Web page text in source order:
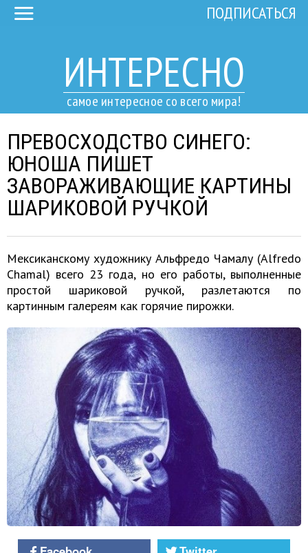
ИНТЕРЕСНО
самое интересное со всего мира!
ПОДПИСАТЬСЯ
ПРЕВОСХОДСТВО СИНЕГО:
ЮНОША ПИШЕТ
ЗАВОРАЖИВАЮЩИЕ КАРТИНЫ
ШАРИКОВОЙ РУЧКОЙ
Мексиканскому художнику Альфредо Чамалу (Alfredo
Chamal) всего 23 года, но его работы, выполненные
простой шариковой ручкой, разлетаются по
картинным галереям как горячие пирожки.